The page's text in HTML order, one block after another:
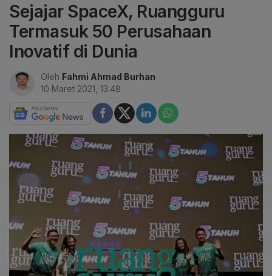
Sejajar SpaceX, Ruangguru
Termasuk 50 Perusahaan
Inovatif di Dunia
Oleh Fahmi Ahmad Burhan
10 Maret 2021, 13:48